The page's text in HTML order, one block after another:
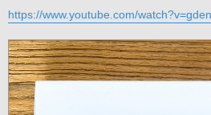
https://www.youtube.com/